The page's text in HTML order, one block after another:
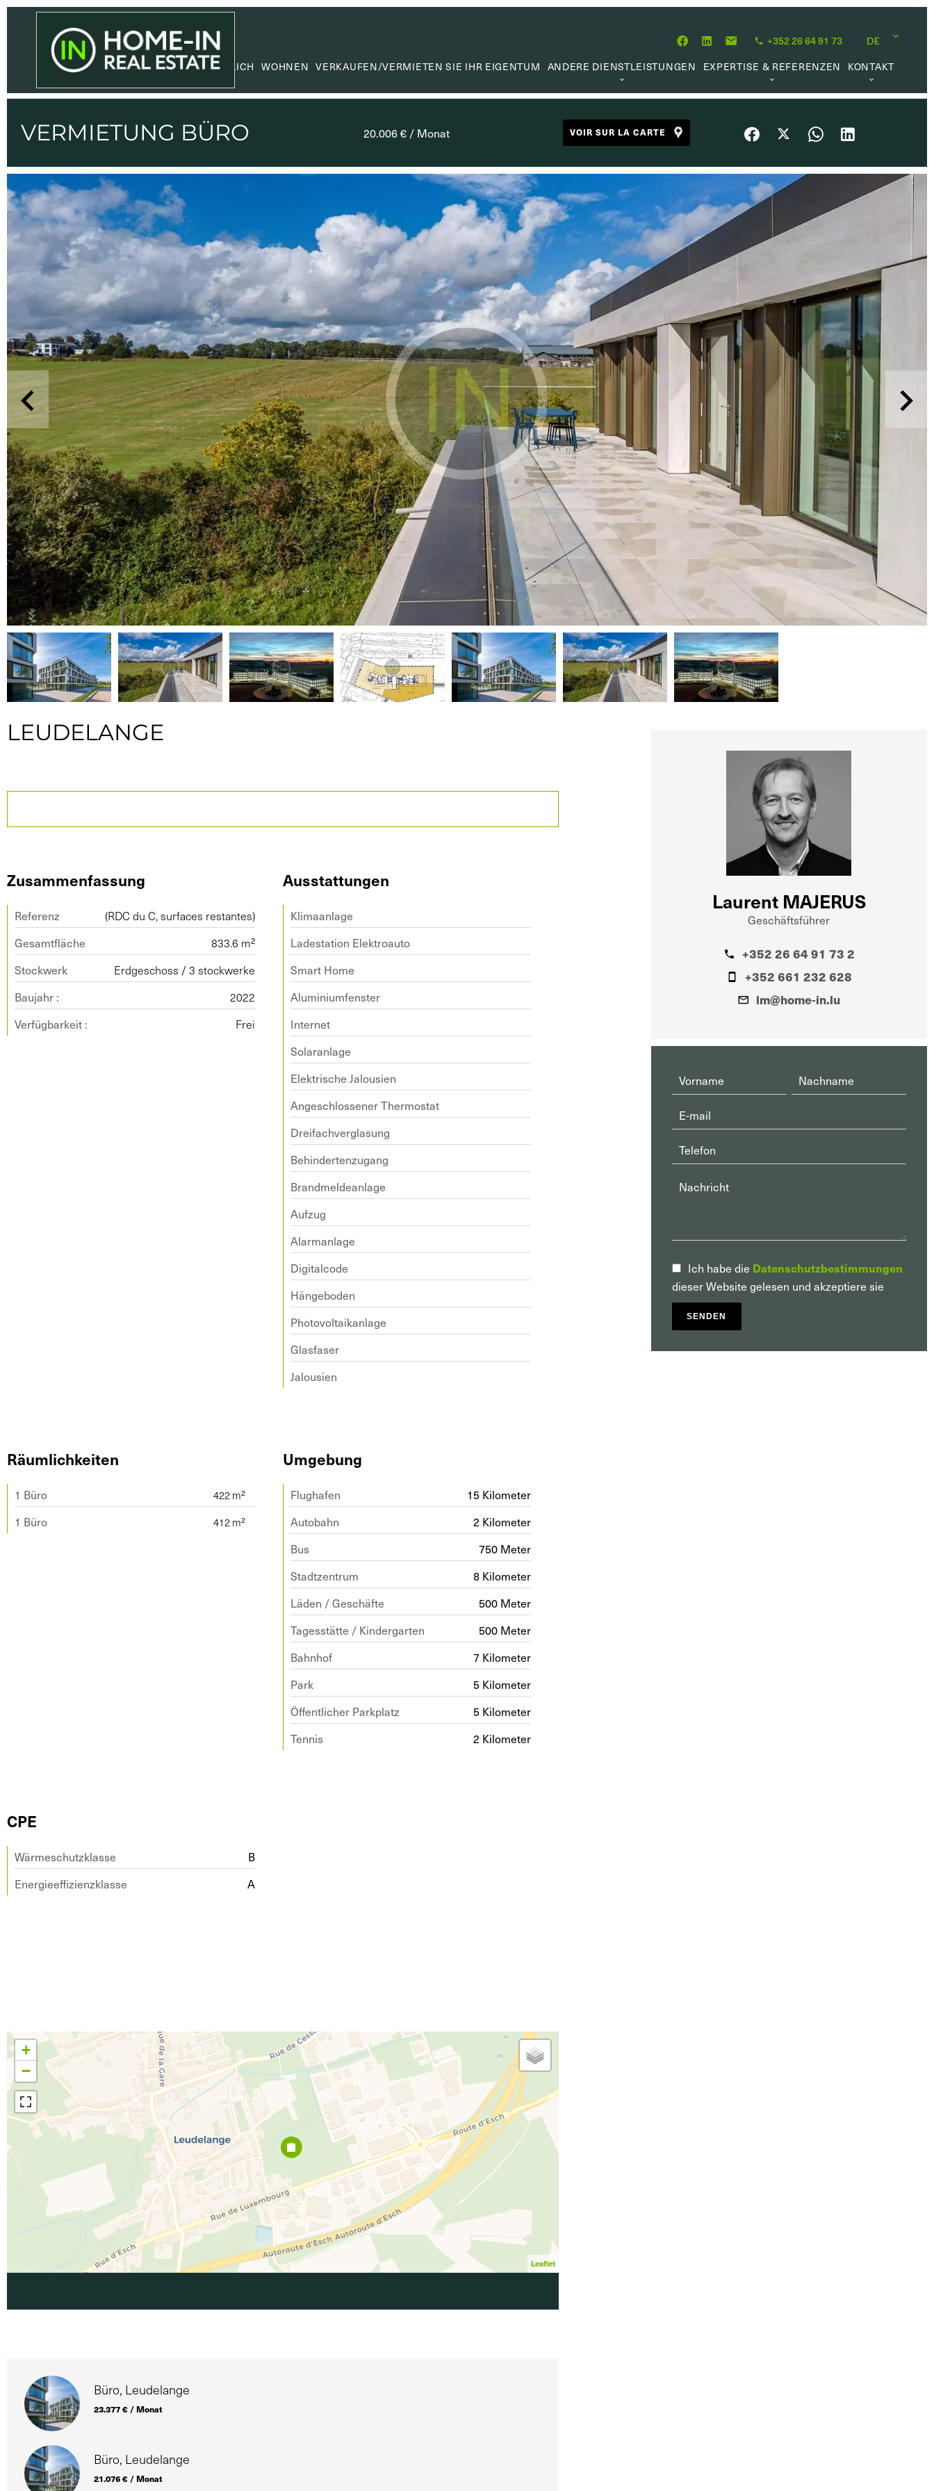
+352 26 64 91 73 DE
GEWERBLICH WOHNEN VERKAUFEN/VERMIETEN SIE IHR EIGENTUM
ANDERE DIENSTLEISTUNGEN
MIETVERWALTUNG
SUCHAUFTRAG
CAPITAL MARKET
NÜTZLICHE LINKS
EXPERTISE & REFERENZEN
REFERENZEN
KUNDENMEINUNGEN
KONTAKT
VERMIETUNG BÜRO 20.006 € / Monat VOIR SUR LA CARTE
LEUDELANGE
Zusammenfassung
Referenz
(RDC du C, surfaces restantes)
Gesamtfläche
833.6 m²
Stockwerk
Erdgeschoss / 3 stockwerke
Baujahr :
2022
Verfügbarkeit :
Frei
Ausstattungen
Klimaanlage
Ladestation Elektroauto
Smart Home
Aluminiumfenster
Internet
Solaranlage
Elektrische Jalousien
Angeschlossener Thermostat
Dreifachverglasung
Behindertenzugang
Brandmeldeanlage
Aufzug
Alarmanlage
Digitalcode
Hängeboden
Photovoltaikanlage
Glasfaser
Jalousien
Räumlichkeiten
1 Büro
1 Büro
Umgebung
Flughafen
15 Kilometer
Autobahn
2 Kilometer
Bus
750 Meter
Stadtzentrum
8 Kilometer
Läden / Geschäfte
500 Meter
Tagesstätte / Kindergarten
500 Meter
Bahnhof
7 Kilometer
Park
5 Kilometer
Öffentlicher Parkplatz
5 Kilometer
Tennis
2 Kilometer
CPE
Wärmeschutzklasse
B
Energieeffizienzklasse
A
+
−
Leaflet
Büro, Leudelange
23.377 € / Monat
Büro, Leudelange
21.076 € / Monat
Laurent MAJERUS
Geschäftsführer
+352 26 64 91 73 2
+352 661 232 628
lm@home-in.lu
Ich habe die Datenschutzbestimmungen
dieser Website gelesen und akzeptiere sie
SENDEN